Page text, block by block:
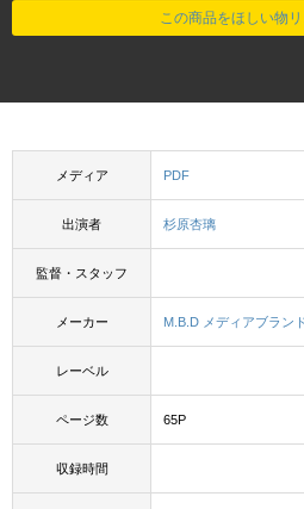
この商品をほしい物
メディア PDF
出演者 杉原杏璃
監督・スタッフ
メーカー M.B.D メディアブラン
レーベル
ページ数 65P
収録時間